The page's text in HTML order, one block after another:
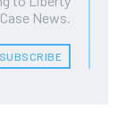
OPINION
Case News.